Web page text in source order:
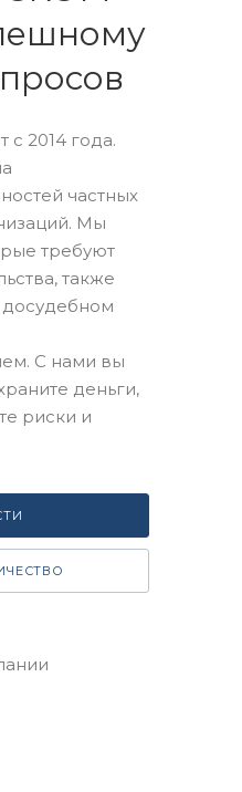
с 2014 года.
частных
Мы
требуют
также
С нами вы
деньги,
риски и